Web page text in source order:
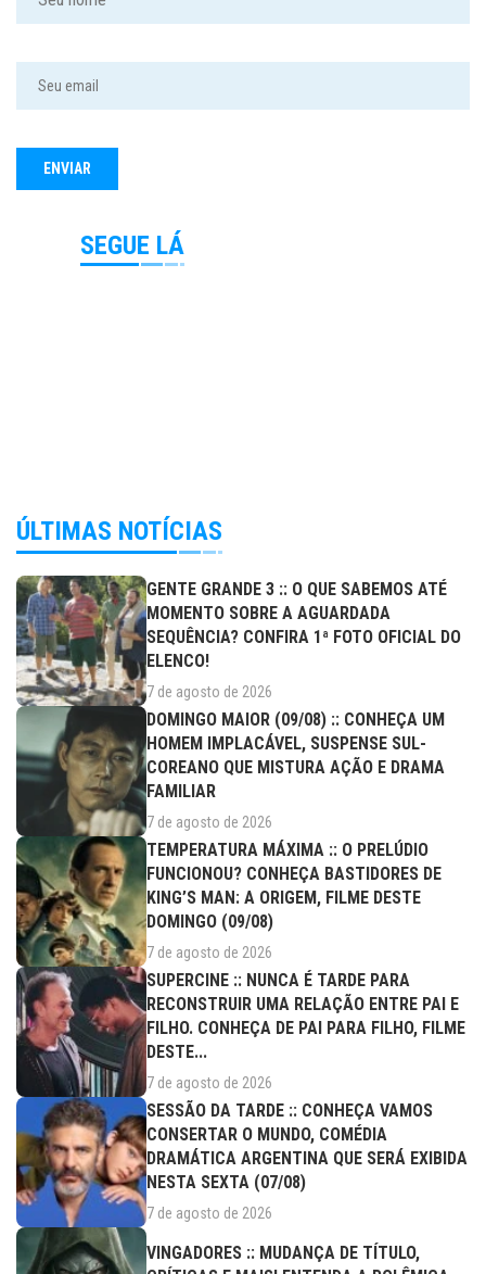
SEGUE LÁ
ÚLTIMAS NOTÍCIAS
GENTE GRANDE 3 :: O QUE SABEMOS ATÉ
MOMENTO SOBRE A AGUARDADA
SEQUÊNCIA? CONFIRA 1ª FOTO OFICIAL DO
ELENCO!
7 de agosto de 2026
DOMINGO MAIOR (09/08) :: CONHEÇA UM
HOMEM IMPLACÁVEL, SUSPENSE SUL-
COREANO QUE MISTURA AÇÃO E DRAMA
FAMILIAR
7 de agosto de 2026
TEMPERATURA MÁXIMA :: O PRELÚDIO
FUNCIONOU? CONHEÇA BASTIDORES DE
KING’S MAN: A ORIGEM, FILME DESTE
DOMINGO (09/08)
7 de agosto de 2026
SUPERCINE :: NUNCA É TARDE PARA
RECONSTRUIR UMA RELAÇÃO ENTRE PAI E
FILHO. CONHEÇA DE PAI PARA FILHO, FILME
DESTE...
7 de agosto de 2026
SESSÃO DA TARDE :: CONHEÇA VAMOS
CONSERTAR O MUNDO, COMÉDIA
DRAMÁTICA ARGENTINA QUE SERÁ EXIBIDA
NESTA SEXTA (07/08)
7 de agosto de 2026
VINGADORES :: MUDANÇA DE TÍTULO,